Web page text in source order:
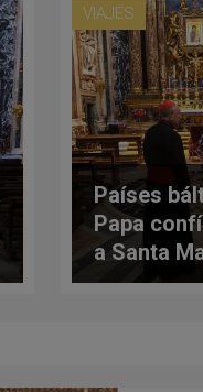
VIAJES
Países
Papa
a Santa
Mayor